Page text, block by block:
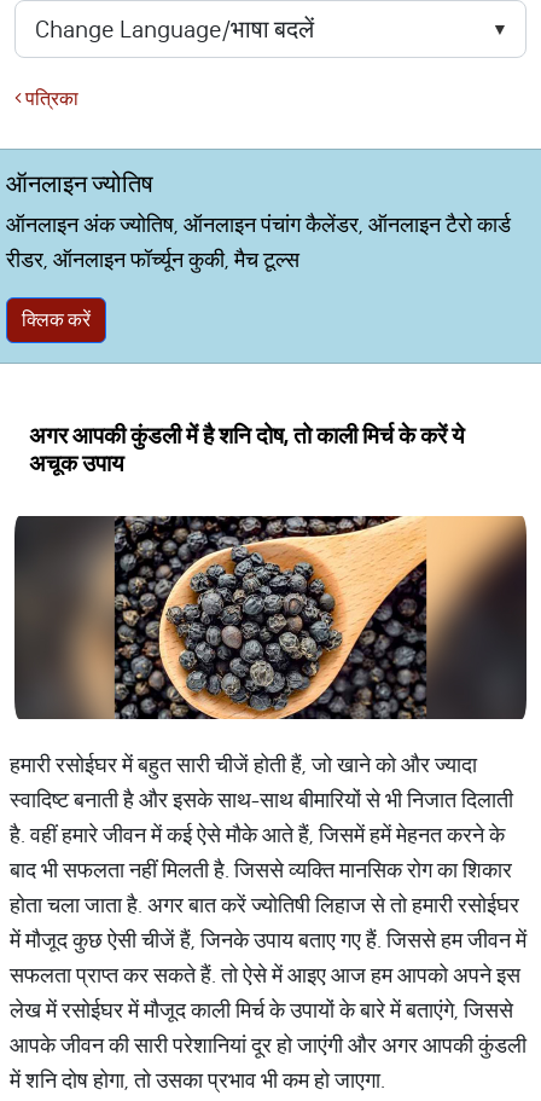
पत्रिका
ऑनलाइन ज्योतिष
ऑनलाइन अंक ज्योतिष, ऑनलाइन पंचांग कैलेंडर, ऑनलाइन टैरो कार्ड
रीडर, ऑनलाइन फॉर्च्यून कुकी, मैच टूल्स
क्लिक करें
अगर आपकी कुंडली में है शनि दोष, तो काली मिर्च के करें ये
अचूक उपाय
हमारी रसोईघर में बहुत सारी चीजें होती हैं, जो खाने को और ज्यादा
स्वादिष्ट बनाती है और इसके साथ-साथ बीमारियों से भी निजात दिलाती
है. वहीं हमारे जीवन में कई ऐसे मौके आते हैं, जिसमें हमें मेहनत करने के
बाद भी सफलता नहीं मिलती है. जिससे व्यक्ति मानसिक रोग का शिकार
होता चला जाता है. अगर बात करें ज्योतिषी लिहाज से तो हमारी रसोईघर
में मौजूद कुछ ऐसी चीजें हैं, जिनके उपाय बताए गए हैं. जिससे हम जीवन में
सफलता प्राप्त कर सकते हैं. तो ऐसे में आइए आज हम आपको अपने इस
लेख में रसोईघर में मौजूद काली मिर्च के उपायों के बारे में बताएंगे, जिससे
आपके जीवन की सारी परेशानियां दूर हो जाएंगी और अगर आपकी कुंडली
में शनि दोष होगा, तो उसका प्रभाव भी कम हो जाएगा.